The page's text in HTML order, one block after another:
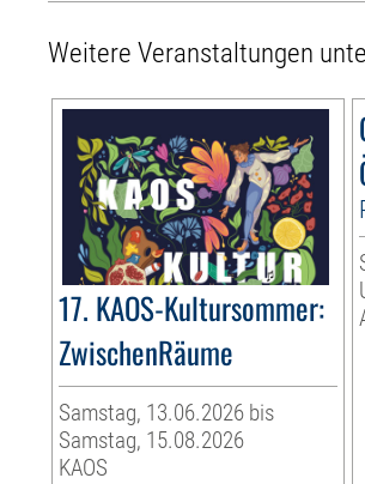
Weitere Veranstaltungen
17. KAOS-Kultursommer:
ZwischenRäume
Samstag, 13.06.2026 bis
Samstag, 15.08.2026
KAOS